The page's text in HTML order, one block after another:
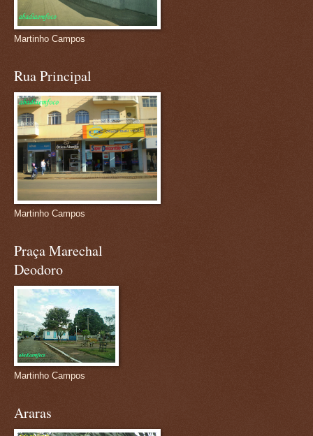
Martinho Campos
Rua Principal
Martinho Campos
Praça Marechal
Deodoro
Martinho Campos
Araras